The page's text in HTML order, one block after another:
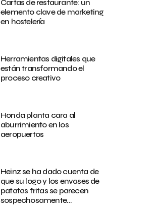
Cartas de restaurante: un
elemento clave de marketing
en hostelería
Herramientas digitales que
están transformando el
proceso creativo
Honda planta cara al
aburrimiento en los
aeropuertos
Heinz se ha dado cuenta de
que su logo y los envases de
patatas fritas se parecen
sospechosamente…